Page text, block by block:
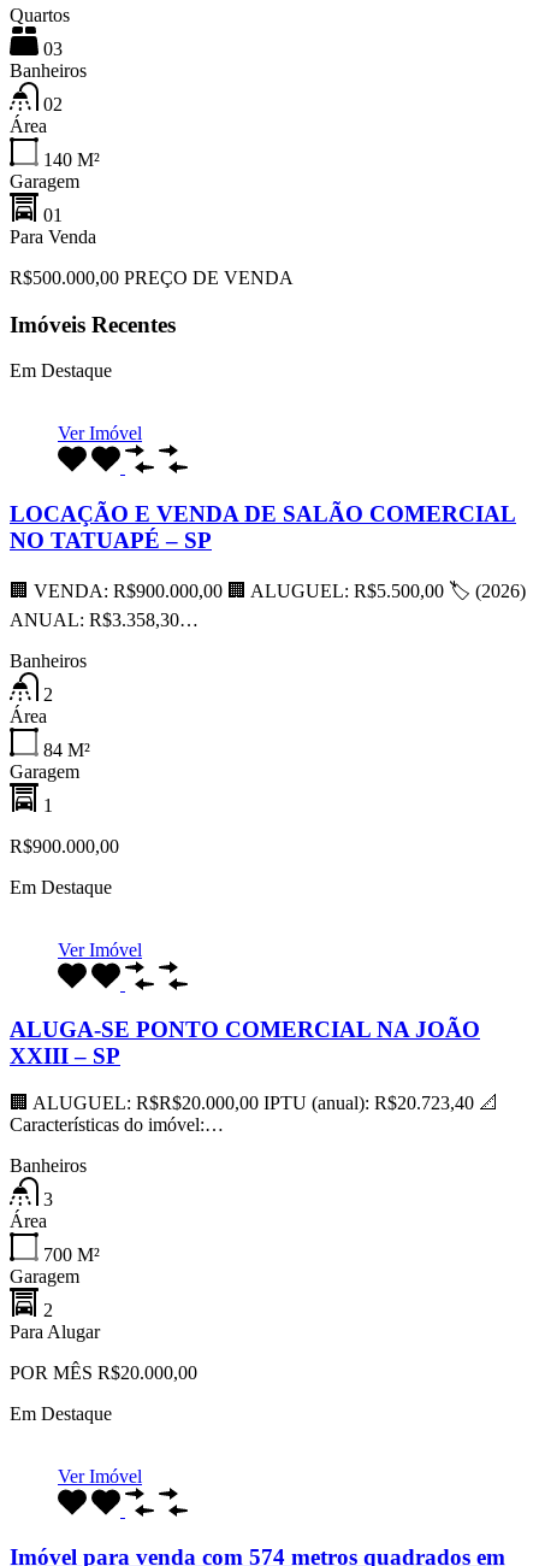
Quartos
03
Banheiros
02
Área
140 M²
Garagem
01
Para Venda
R$500.000,00 PREÇO DE VENDA
Imóveis Recentes
Em Destaque
Ver Imóvel
LOCAÇÃO E VENDA DE SALÃO COMERCIAL
NO TATUAPÉ – SP
🏢 VENDA: R$900.000,00 🏢 ALUGUEL: R$5.500,00 🏷 (2026)
ANUAL: R$3.358,30…
Banheiros
2
Área
84 M²
Garagem
1
R$900.000,00
Em Destaque
Ver Imóvel
ALUGA-SE PONTO COMERCIAL NA JOÃO
XXIII – SP
🏢 ALUGUEL: R$R$20.000,00 IPTU (anual): R$20.723,40 📐
Características do imóvel:…
Banheiros
3
Área
700 M²
Garagem
2
Para Alugar
POR MÊS R$20.000,00
Em Destaque
Ver Imóvel
Imóvel para venda com 574 metros quadrados em